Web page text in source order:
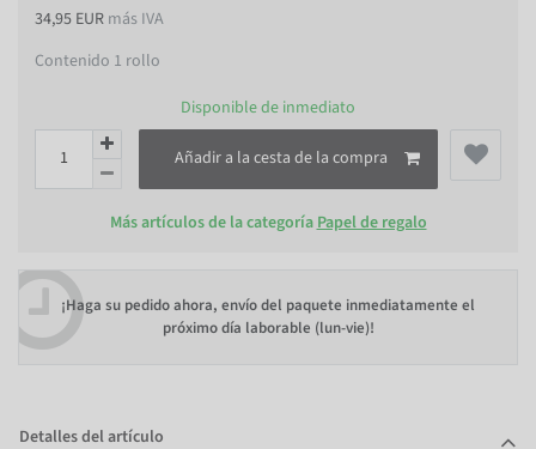
34,95 EUR más IVA
Contenido 1 rollo
Disponible de inmediato
Añadir a la cesta de la compra
Más artículos de la categoría Papel de regalo
¡Haga su pedido ahora, envío del paquete inmediatamente el
próximo día laborable (lun-vie)!
Detalles del artículo